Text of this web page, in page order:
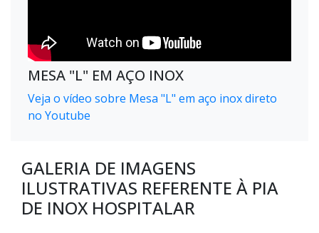
MESA "L" EM AÇO INOX
Veja o vídeo sobre Mesa "L" em aço inox direto
no Youtube
GALERIA DE IMAGENS
ILUSTRATIVAS REFERENTE À PIA
DE INOX HOSPITALAR